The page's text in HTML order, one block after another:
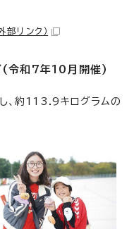
部リンク）
(令和7年10月開催)
約113.9キログラムの